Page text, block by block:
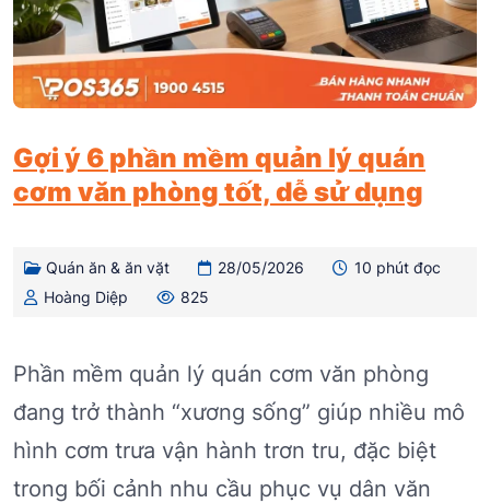
Gợi ý 6 phần mềm quản lý quán
cơm văn phòng tốt, dễ sử dụng
Quán ăn & ăn vặt 28/05/2026
10 phút đọc
Hoàng Diệp
825
Phần mềm quản lý quán cơm văn phòng
đang trở thành “xương sống” giúp nhiều mô
hình cơm trưa vận hành trơn tru, đặc biệt
trong bối cảnh nhu cầu phục vụ dân văn